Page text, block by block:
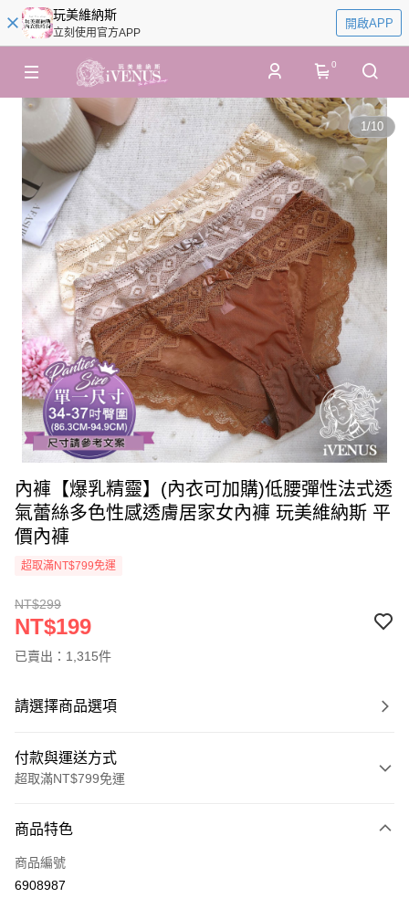
玩美維納斯
立刻使用官方APP
開啟APP
0
1/10
內褲【爆乳精靈】(內衣可加購)低腰彈性法式透
氣蕾絲多色性感透膚居家女內褲 玩美維納斯 平
價內褲
超取滿NT$799免運
NT$299
NT$199
已賣出：1,315件
請選擇商品選項
付款與運送方式
超取滿NT$799免運
信用卡一次付款
超商取貨付款
商品特色
商品編號
6908987